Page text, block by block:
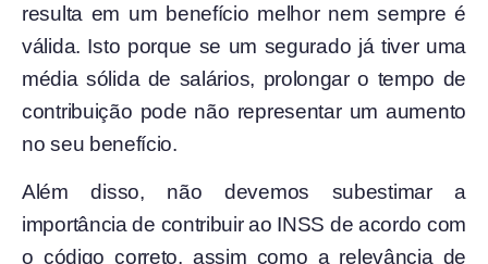
resulta em um benefício melhor nem sempre é
válida. Isto porque se um segurado já tiver uma
média sólida de salários, prolongar o tempo de
contribuição pode não representar um aumento
no seu benefício.
Além disso, não devemos subestimar a
importância de contribuir ao INSS de acordo com
o código correto, assim como a relevância de